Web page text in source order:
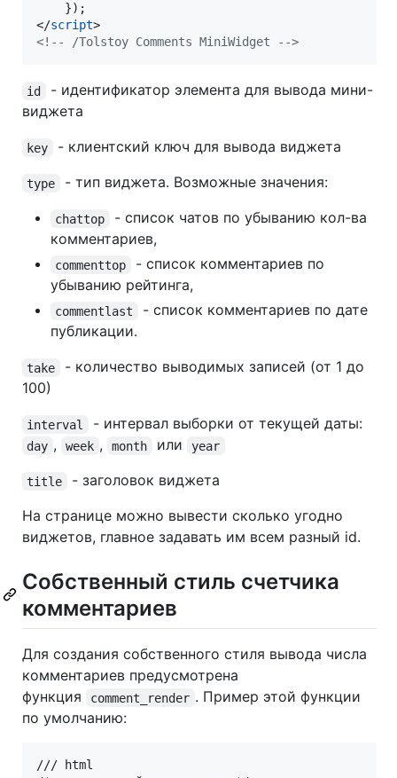
}) ;
</script>
<!-- /Tolstoy Comments MiniWidget -->
id
- идентификатор элемента для вывода мини-
виджета
key - клиентский ключ для вывода виджета
type - тип виджета. Возможные значения:
chattop
- список чатов по убыванию кол-ва
комментариев,
commenttop
- список комментариев по
убыванию рейтинга,
commentlast
- список комментариев по дате
публикации.
take
- количество выводимых записей (от 1 до
100)
interval - интервал выборки от текущей даты:
day , week , month или year
title
- заголовок виджета
На странице можно вывести сколько угодно
виджетов, главное задавать им всем разный id.
Собственный стиль счетчика
комментариев
Для создания собственного стиля вывода числа
комментариев предусмотрена
функция
comment_render . Пример этой функции
по умолчанию:
/// html